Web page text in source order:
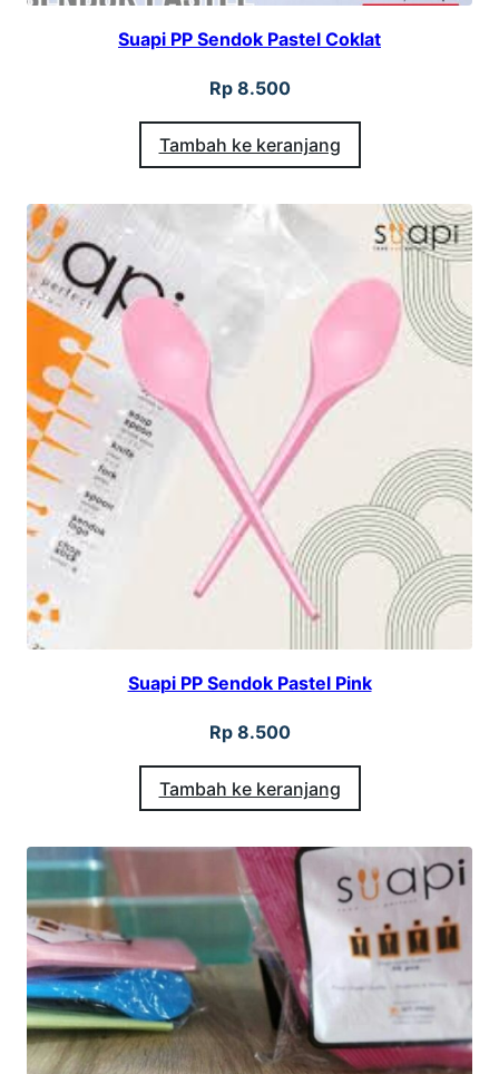
Suapi PP Sendok Pastel Coklat
Rp8.500
Tambah ke keranjang
Suapi PP Sendok Pastel Pink
Rp8.500
Tambah ke keranjang